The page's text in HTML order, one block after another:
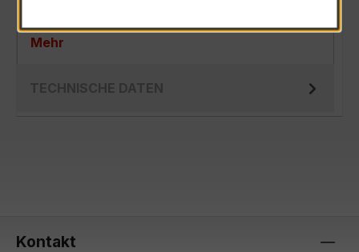
Verrechnungsstromwandler der bewährten E…
Mehr
TECHNISCHE DATEN
Kontakt